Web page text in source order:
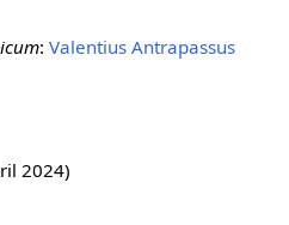
: Valentius Antrapassus
2024)